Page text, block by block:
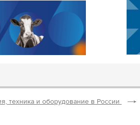
техника и оборудование в России